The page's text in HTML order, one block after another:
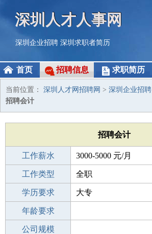
深圳人才人事网
深圳企业招聘 深圳求职者简历
首页 招聘信息 求职简历
当前位置： 深圳人才网招聘网 > 深圳企业招聘
招聘会计
招聘会计
工作薪水 3000-5000 元/月
招聘人数 1人
工作类型 全职
性别要求 -
学历要求 大专
工作经验
年龄要求
工作地点
公司规模